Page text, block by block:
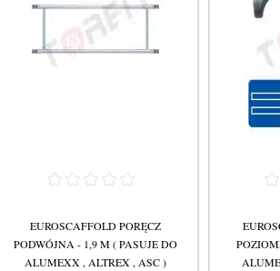
EUROSCAFFOLD PORĘCZ
PODWÓJNA - 1,9 M ( PASUJE DO
ALUMEXX , ALTREX , ASC )